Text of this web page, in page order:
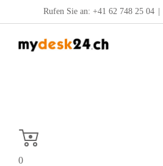
Inhalt
springen
Rufen Sie an: +41 62 748 25 04
0